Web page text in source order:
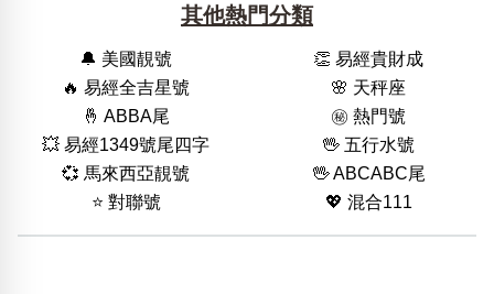
其他熱門分類
🔔 美國靚號
👏 易經貴財成
🔥 易經全吉星號
🌸 天秤座
🤞 ABBA尾
㊙️ 熱門號
💥 易經1349號尾四字
🖖 五行水號
💞 馬來西亞靚號
🖖 ABCABC尾
⭐️ 對聯號
💖 混合111